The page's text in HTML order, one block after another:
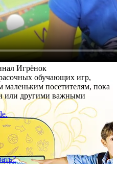
Игрёнок
обучающих игр,
маленьким посетителям, пока
или другими важными